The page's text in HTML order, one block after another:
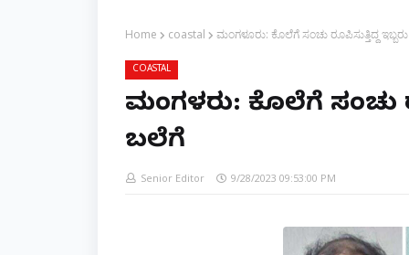
Home coastal ಮಂಗಳೂರು: ಕೊಲೆಗೆ ಸಂಚು ರೂಪಿಸುತ್ತಿದ್ದ
COASTAL
ಮಂಗಳೂರು: ಕೊಲೆಗೆ ಸಂಚು
ಬಲೆಗೆ
Senior Editor 9/28/2023 09:53:00 PM